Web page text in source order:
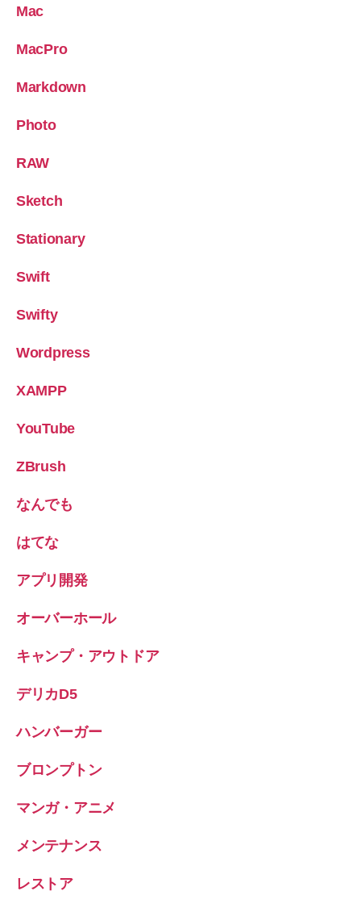
Mac
MacPro
Markdown
Photo
RAW
Sketch
Stationary
Swift
Swifty
Wordpress
XAMPP
YouTube
ZBrush
なんでも
はてな
アプリ開発
オーバーホール
キャンプ・アウトドア
デリカD5
ハンバーガー
ブロンプトン
マンガ・アニメ
メンテナンス
レストア